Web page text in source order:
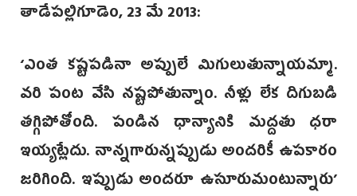
తాడేపల్లిగూడెం, 23 మే 2013:
‘ఎంత కష్టపడినా అప్పులే మిగులుతున్నాయమ్మా.
వరి పంట వేసి నష్టపోతున్నాం. నీళ్లు లేక దిగుబడి
తగ్గిపోతోంది. పండిన ధాన్యానికి మద్దతు ధరా
ఇయ్యట్లేదు. నాన్నగారున్నప్పుడు అందరికీ ఉపకారం
జరిగింది. ఇప్పుడు అందరూ ఉసూరుమంటున్నారు’